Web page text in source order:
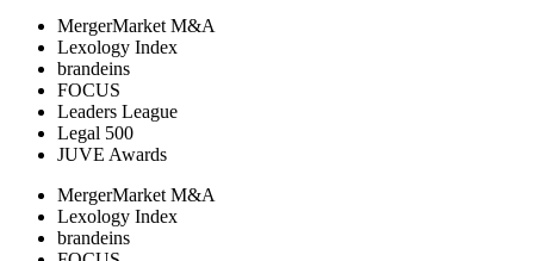
MergerMarket M&A
Lexology Index
brandeins
FOCUS
Leaders League
Legal 500
JUVE Awards
MergerMarket M&A
Lexology Index
brandeins